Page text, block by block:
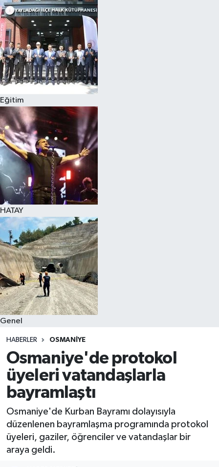
Eğitim
HATAY
Genel
HABERLER OSMANIYE
Osmaniye'de protokol
üyeleri vatandaşlarla
bayramlaştı
Osmaniye'de Kurban Bayramı dolayısıyla
düzenlenen bayramlaşma programında protokol
üyeleri, gaziler, öğrenciler ve vatandaşlar bir
araya geldi.
Spor
Teknoloji
Yaşam